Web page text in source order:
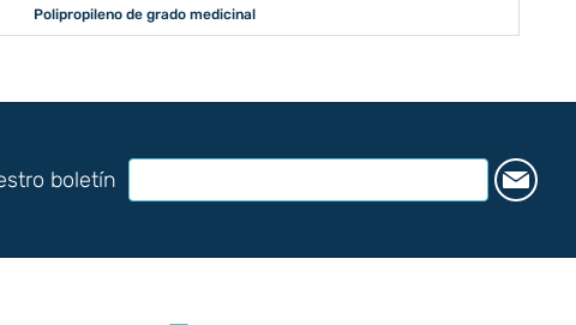
Polipropileno de grado medicinal
boletín